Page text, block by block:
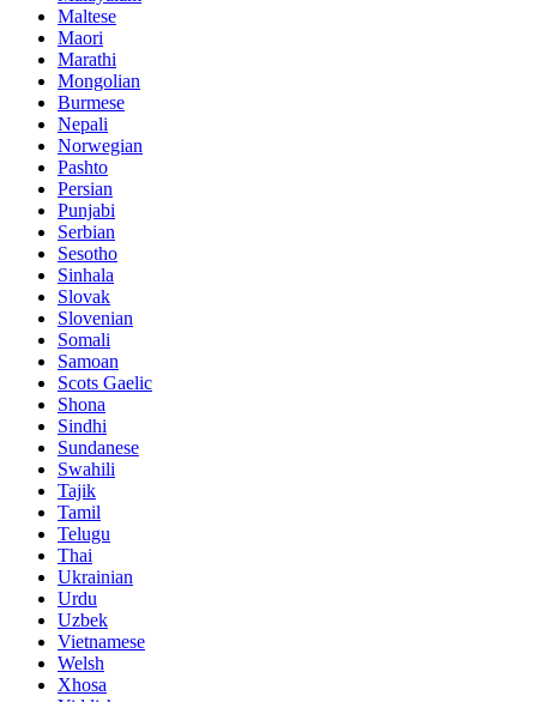
Maltese
Maori
Marathi
Mongolian
Burmese
Nepali
Norwegian
Pashto
Persian
Punjabi
Serbian
Sesotho
Sinhala
Slovak
Slovenian
Somali
Samoan
Scots Gaelic
Shona
Sindhi
Sundanese
Swahili
Tajik
Tamil
Telugu
Thai
Ukrainian
Urdu
Uzbek
Vietnamese
Welsh
Xhosa